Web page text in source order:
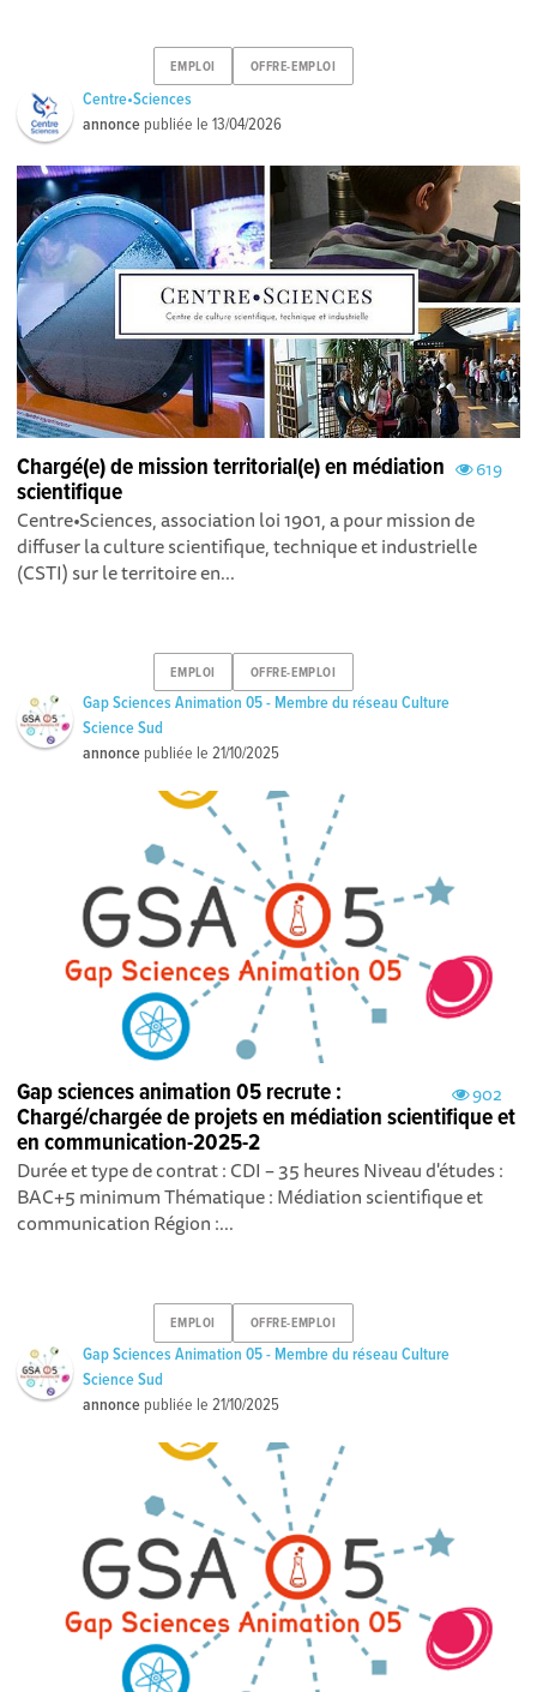
EMPLOI OFFRE-EMPLOI
Centre•Sciences
annonce publiée le13/04/2026
619
Chargé(e) de mission territorial(e) en médiation
scientifique
Centre•Sciences, association loi 1901, a pour mission de
diffuser la culture scientifique, technique et industrielle
(CSTI) sur le territoire en...
EMPLOI OFFRE-EMPLOI
Gap Sciences Animation 05 - Membre du réseau Culture
Science Sud
annonce publiée le21/10/2025
902
Gap sciences animation 05 recrute :
Chargé/chargée de projets en médiation scientifique et
en communication-2025-2
Durée et type de contrat : CDI – 35 heures Niveau d'études :
BAC+5 minimum Thématique : Médiation scientifique et
communication Région :...
EMPLOI OFFRE-EMPLOI
Gap Sciences Animation 05 - Membre du réseau Culture
Science Sud
annonce publiée le21/10/2025